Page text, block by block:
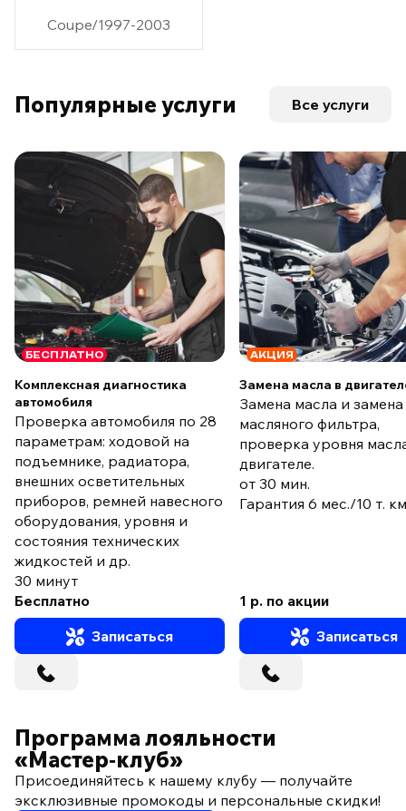
Coupe/1997-2003
Популярные услуги Все услуги
БЕСПЛАТНО
Комплексная диагностика
автомобиля
Проверка автомобиля по 28
параметрам: ходовой на
подъемнике, радиатора,
внешних осветительных
приборов, ремней навесного
оборудования, уровня и
состояния технических
жидкостей и др.
30 минут
Бесплатно
Записаться
АКЦИЯ
Замена масла в
Замена масла и замена
масляного фильтра,
проверка уровня
двигателе.
от 30 мин.
Гарантия 6 мес./10 т.
1 р. по акции
Записаться
Программа лояльности
«Мастер‑клуб»
Присоединяйтесь к нашему клубу — получайте
эксклюзивные промокоды и персональные скидки!